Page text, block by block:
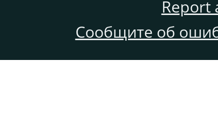
Report
Сообщите об